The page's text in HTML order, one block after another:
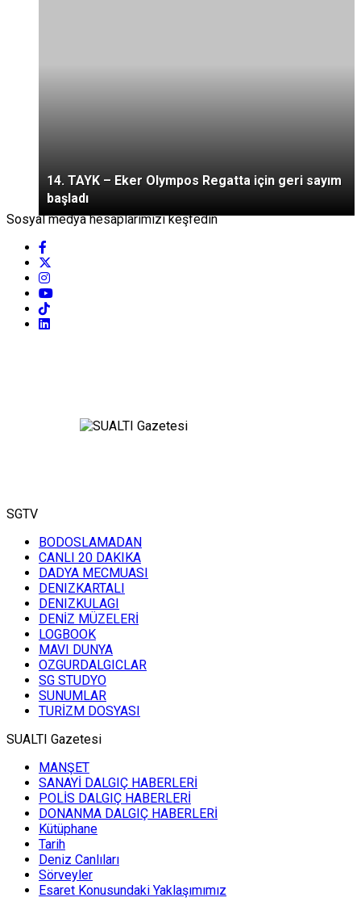
14. TAYK – Eker Olympos Regatta için geri sayım
başladı
Sosyal medya hesaplarımızı keşfedin
SGTV
BODOSLAMADAN
CANLI 20 DAKIKA
DADYA MECMUASI
DENIZKARTALI
DENIZKULAGI
DENİZ MÜZELERİ
LOGBOOK
MAVI DUNYA
OZGURDALGICLAR
SG STUDYO
SUNUMLAR
TURİZM DOSYASI
SUALTI Gazetesi
MANŞET
SANAYİ DALGIÇ HABERLERİ
POLİS DALGIÇ HABERLERİ
DONANMA DALGIÇ HABERLERİ
Kütüphane
Tarih
Deniz Canlıları
Sörveyler
Esaret Konusundaki Yaklaşımımız